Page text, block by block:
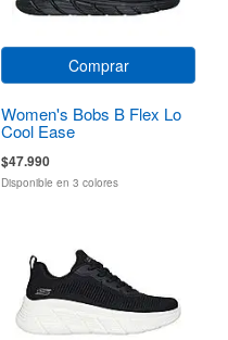
Comprar
Women's Bobs B Flex Lo
Cool Ease
$47.990
Disponible en 3 colores